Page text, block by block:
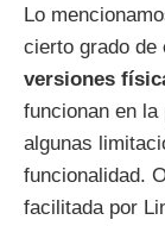
Lo
cierto grado de
versiones
funcionan en
algunas
funcionalidad.
facilitada por